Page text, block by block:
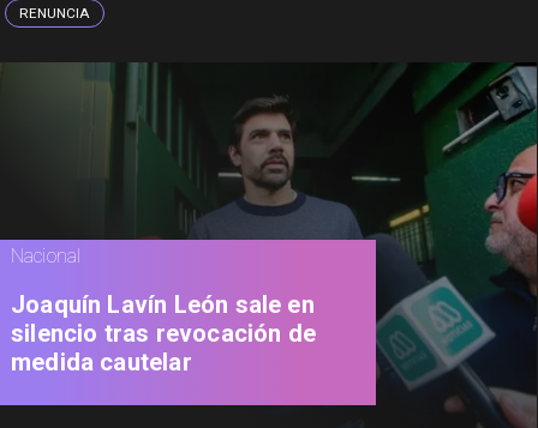
RENUNCIA
Nacional
Joaquín Lavín León sale en
silencio tras revocación de
medida cautelar